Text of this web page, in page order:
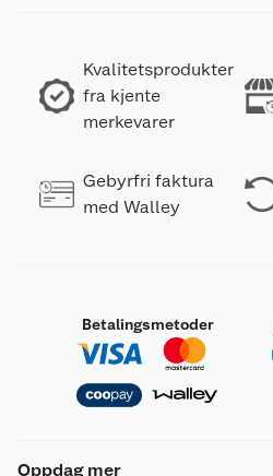
Kvalitetsprodukter
fra kjente
merkevarer
Gebyrfri faktura
med Walley
Betalingsmetoder
Oppdag mer